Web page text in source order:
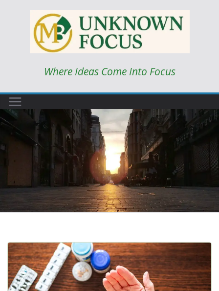
Where Ideas Come Into Focus